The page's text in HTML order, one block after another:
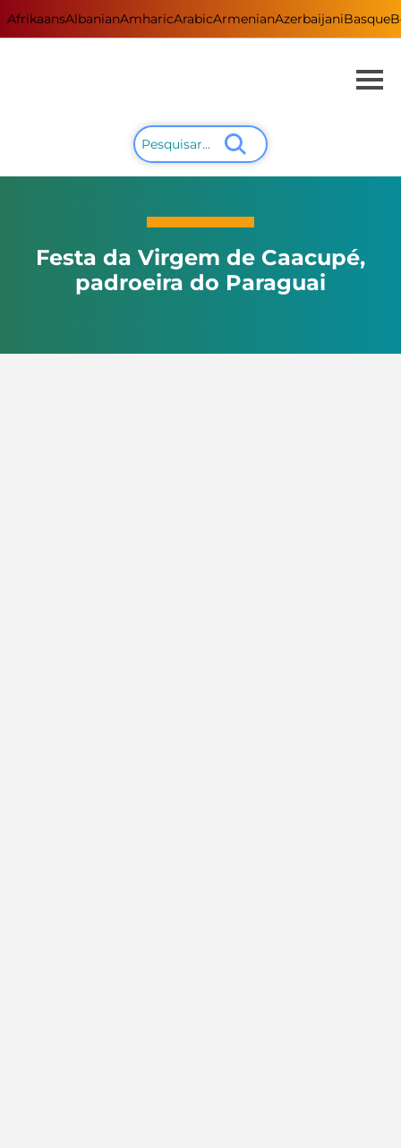
AfrikaansAlbanianAmharicArabicArmenianAzerbaijaniBasque
Festa da Virgem de Caacupé,
padroeira do Paraguai